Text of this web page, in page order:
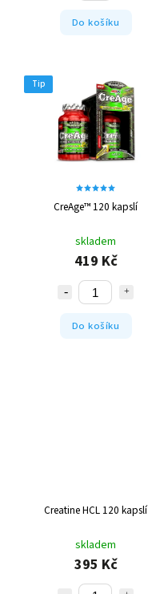
Do košíku
Tip
CreAge™ 120 kapslí
skladem
419 Kč
Do košíku
Creatine HCL 120 kapslí
skladem
395 Kč